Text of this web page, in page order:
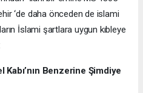
‘de daha önceden de islami
İslami şartlara uygun kıbleye
Kabı’nın Benzerine Şimdiye